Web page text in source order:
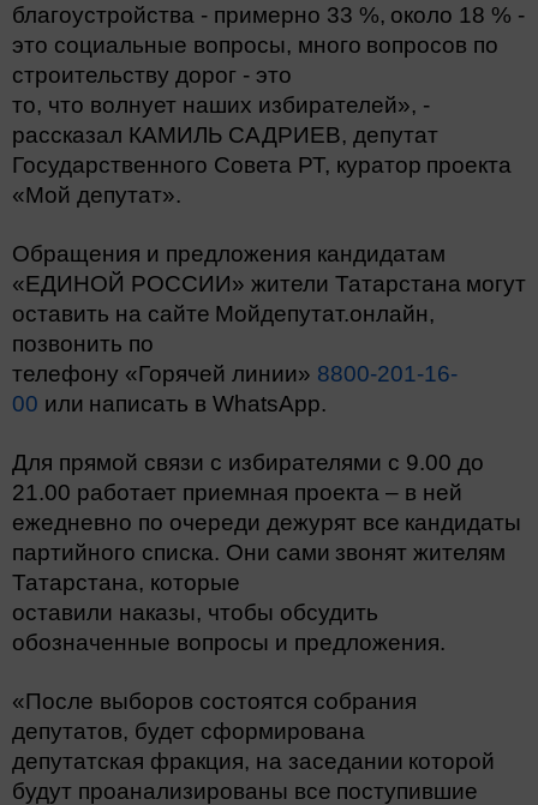
благоустройства - примерно 33 %, около 18 % -
это социальные вопросы, много вопросов по
строительству дорог - это
то, что волнует наших избирателей», -
рассказал КАМИЛЬ САДРИЕВ, депутат
Государственного Совета РТ, куратор проекта
«Мой депутат».
Обращения и предложения кандидатам
«ЕДИНОЙ РОССИИ» жители Татарстана могут
оставить на сайте Мойдепутат.онлайн,
позвонить по
телефону «Горячей линии» 8800-201-16-
00 или написать в WhatsApp.
Для прямой связи с избирателями с 9.00 до
21.00 работает приемная проекта – в ней
ежедневно по очереди дежурят все кандидаты
партийного списка. Они сами звонят жителям
Татарстана, которые
оставили наказы, чтобы обсудить
обозначенные вопросы и предложения.
«После выборов состоятся собрания
депутатов, будет сформирована
депутатская фракция, на заседании которой
будут проанализированы все поступившие